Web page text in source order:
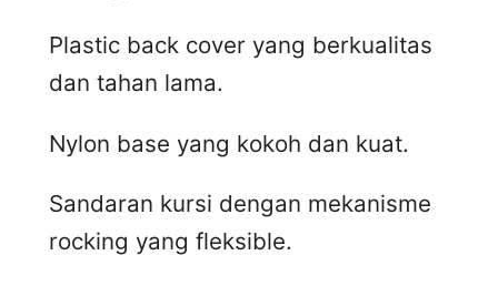
Plastic back cover yang berkualitas
dan tahan lama.
Nylon base yang kokoh dan kuat.
Sandaran kursi dengan mekanisme
rocking yang fleksible.